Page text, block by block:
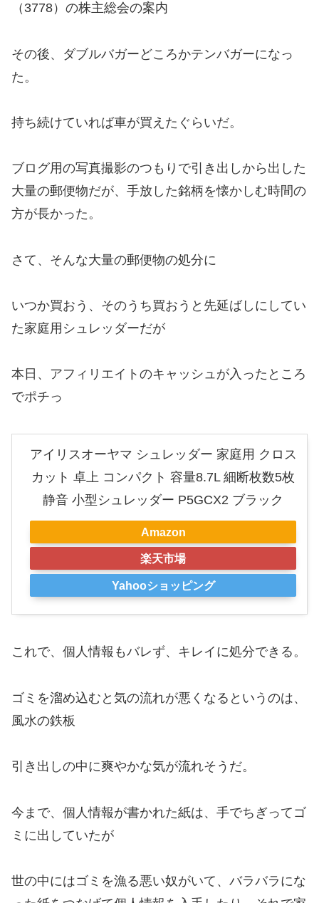
（3778）の株主総会の案内
その後、ダブルバガーどころかテンバガーになっ
た。
持ち続けていれば車が買えたぐらいだ。
ブログ用の写真撮影のつもりで引き出しから出した
大量の郵便物だが、手放した銘柄を懐かしむ時間の
方が長かった。
さて、そんな大量の郵便物の処分に
いつか買おう、そのうち買おうと先延ばしにしてい
た家庭用シュレッダーだが
本日、アフィリエイトのキャッシュが入ったところ
でポチっ
アイリスオーヤマ シュレッダー 家庭用 クロス
カット 卓上 コンパクト 容量8.7L 細断枚数5枚
静音 小型シュレッダー P5GCX2 ブラック
Amazon
楽天市場
Yahooショッピング
これで、個人情報もバレず、キレイに処分できる。
ゴミを溜め込むと気の流れが悪くなるというのは、
風水の鉄板
引き出しの中に爽やかな気が流れそうだ。
今まで、個人情報が書かれた紙は、手でちぎってゴ
ミに出していたが
世の中にはゴミを漁る悪い奴がいて、バラバラにな